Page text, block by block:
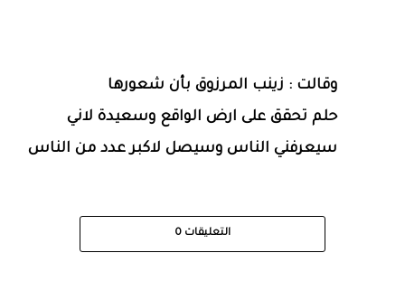
وقالت : زينب المرزوق بأن شعورها
حلم تحقق على ارض الواقع وسعيدة لاني
سيعرفني الناس وسيصل لاكبر عدد من الناس
التعليقات 0